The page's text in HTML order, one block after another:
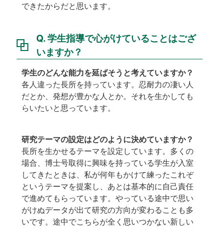
できたからだと思います。
Q. 学生指導で心がけていることはござ
いますか？
学生のどんな能力を延ばそうと考えていますか？
各人違った長所を持っています。忍耐力の凄い人
だとか、発想が豊かな人とか。それを生かしても
らいたいと思っています。
研究テーマの設定はどのように決めていますか？
長所を生かせるテーマを設定しています。多くの
場合、博士号取得に興味を持っている学生が入室
してきたときは、私が何年もかけて練ったこれぞ
というテーマを提案し、あとは基本的に自己責任
で進めてもらっています。やっている途中で思い
がけぬデータが出て研究の方向が変わることも多
いです。途中でこちらが全く思いつかない新しい